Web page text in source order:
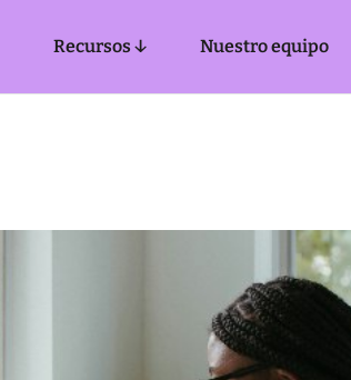
Recursos ↓ Nuestro equipo